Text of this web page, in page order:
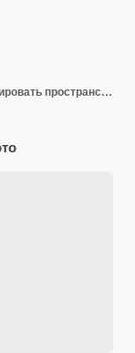
Розовая акварельная наклейка png копировать пространственную графику на прозрачном фоне